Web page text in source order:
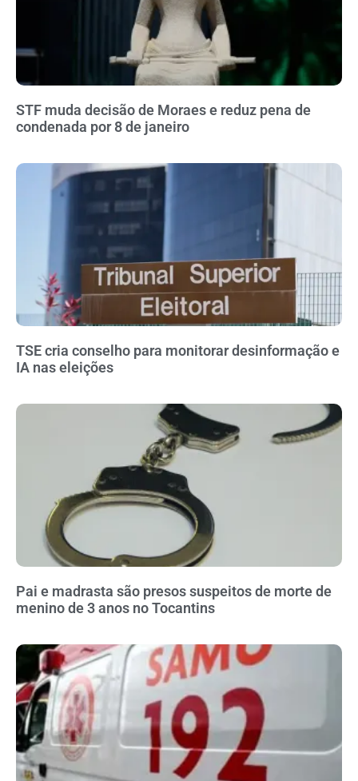
STF muda decisão de Moraes e reduz pena de
condenada por 8 de janeiro
TSE cria conselho para monitorar desinformação e
IA nas eleições
Pai e madrasta são presos suspeitos de morte de
menino de 3 anos no Tocantins